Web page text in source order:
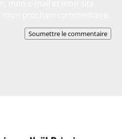
Soumettre le commentaire